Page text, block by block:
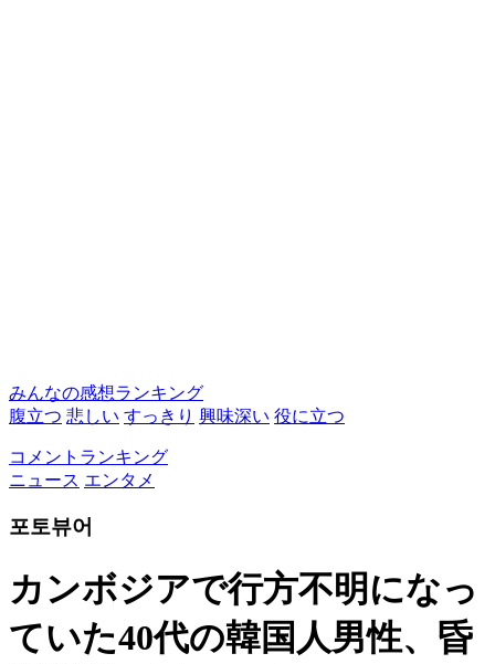
みんなの感想ランキング
腹立つ 悲しい すっきり 興味深い 役に立つ
コメントランキング
ニュース エンタメ
포토뷰어
カンボジアで行方不明になっ
ていた40代の韓国人男性、昏